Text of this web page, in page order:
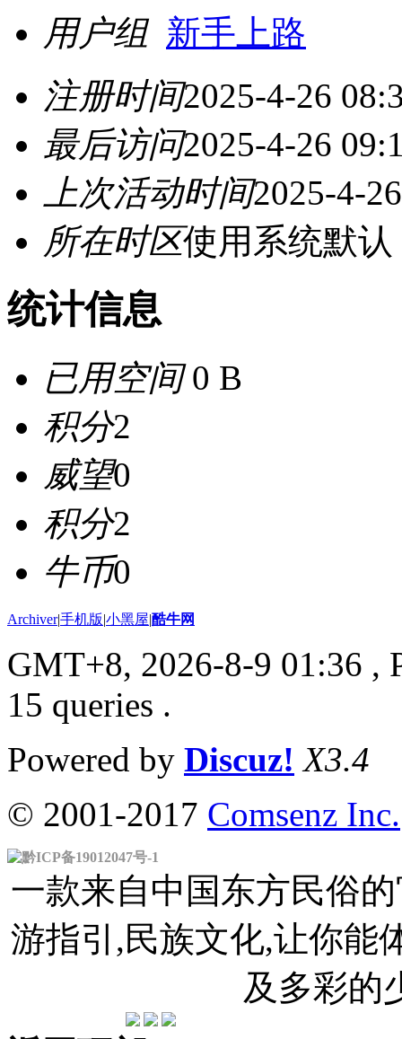
用户组 新手上路
注册时间2025-4-26
最后访问2025-4-26
上次活动时间2025-4-
所在时区使用系统默认
统计信息
已用空间0 B
积分2
威望0
积分2
牛币0
Archiver|手机版|小黑屋|酷牛网
GMT+8, 2026-8-9 01:36 ,
15 queries .
Powered by Discuz! X3.4
© 2001-2017 Comsenz Inc.
黔ICP备19012047号-1
一款来自中国东方民俗
游指引,民族文化,让你能
及多彩的